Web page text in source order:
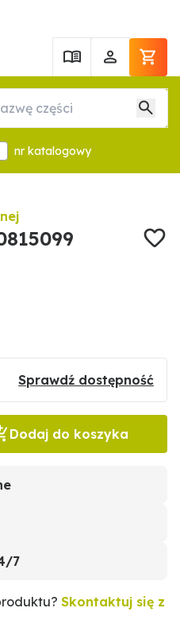
nr katalogowy
Sprawdź dostępność
Dodaj do koszyka
7
Skontaktuj się z